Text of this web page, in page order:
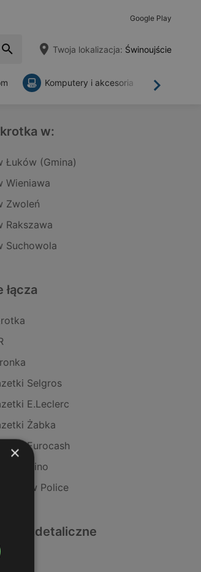
Google Play
Twoja lokalizacja: Świnoujście
Dalej
Komputery i akcesoria
w:
Łuków (Gmina)
Wieniawa
Zwoleń
Rakszawa
Suchowola
łącza
Selgros
E.Leclerc
Żabka
Eurocash
Dino
w Police
detaliczne
×